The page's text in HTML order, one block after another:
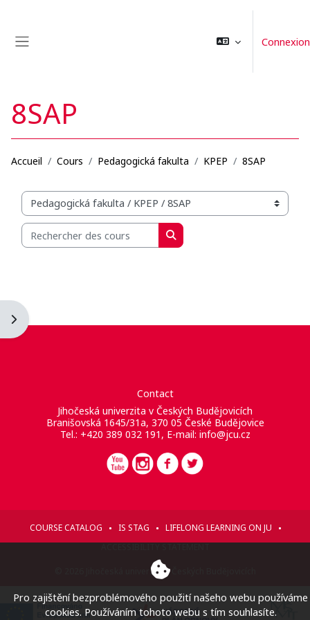
Connexion
Ouvrir le tiroir des blocs
8SAP
Accueil Cours Pedagogická fakulta KPEP 8SAP
Catégories de cours
Rechercher des cours
Rechercher des cours
Contact
Jihočeská univerzita v Českých Budějovicích
Branišovská 1645/31a, 370 05 České Budějovice
Tel.: +420 389 032 191, E-mail: info@jcu.cz
COURSE CATALOG IS STAG
LIFELONG LEARNING ON JU
© 2026 Jihočeská univerzita v Českých Budějovicích
Pro zajištění bezproblémového použití našeho webu používáme
cookies. Používáním tohoto webu s tím souhlasíte.